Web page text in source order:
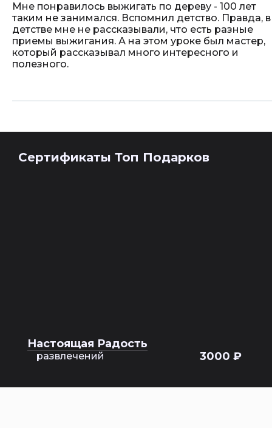
Мне понравилось выжигать по дереву - 100 лет
таким не занимался. Вспомнил детство. Правда, в
детстве мне не рассказывали, что есть разные
приемы выжигания. А на этом уроке был мастер,
который рассказывал много интересного и
полезного.
Сертификаты Топ Подарков
Настоящая Радость
развлечений 3000 ₽